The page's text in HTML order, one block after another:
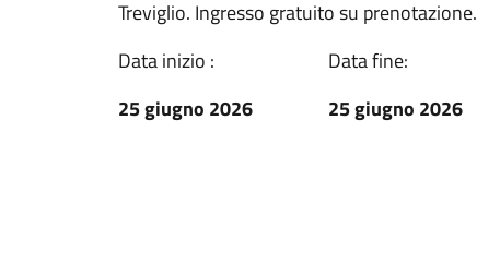
Treviglio. Ingresso gratuito su prenotazione.
Data inizio :
25 giugno 2026
Data fine:
25 giugno 2026